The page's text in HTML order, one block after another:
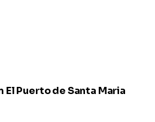
El Puerto de Santa Maria